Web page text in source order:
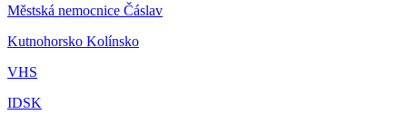
Městská nemocnice Čáslav
Kutnohorsko Kolínsko
VHS
IDSK